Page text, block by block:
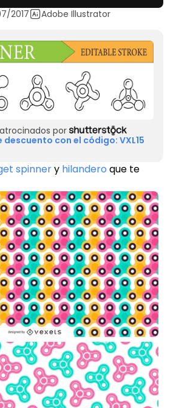
2017
Adobe Illustrator
por
descuento con el código: VXL15
spinnery hilandero que te